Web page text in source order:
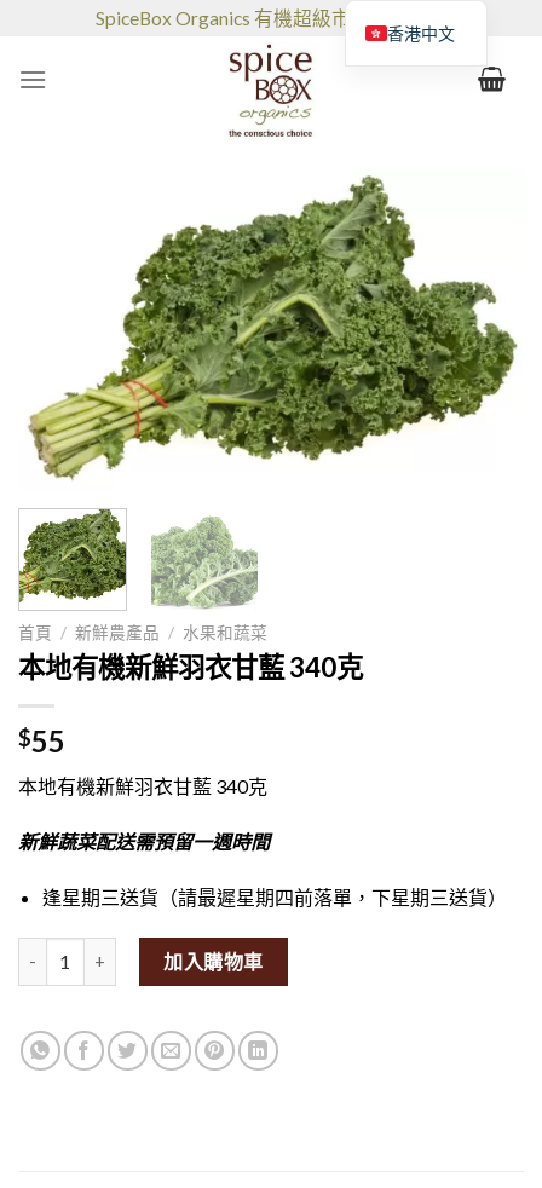
SpiceBox Organics 有機超級市場和咖啡館
首頁 / 新鮮農產品 / 水果和蔬菜
本地有機新鮮羽衣甘藍 340克
$55
本地有機新鮮羽衣甘藍 340克
新鮮蔬菜配送需預留一週時間
逢星期三送貨（請最遲星期四前落單，下星期三送貨）
Local Organic Fresh Curly Kale 340g量
加入購物車
香港中文